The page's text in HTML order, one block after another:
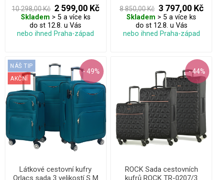
vysoké odolnosti a praktického
uspořádání. Díky kvalitním
otočným kolečkům s rotací 360°,
výsuvné teleskopické rukojeti a
možnosti rozšíření objemu až o
20 % bude cestování pohodlnější
10 298,00 Kč 2 599,00 Kč
Skladem > 5 a více ks
do st 12.8. u Vás
nebo ihned Praha-západ
otěruvzdorného materiálu, který
skvěle obstojí i při častém
cestování. Nově vybavena
inovativními extra tichými kolečky
s robustním provedením a
výbornou stabilitou. Díky
pro náročné cestovatele, kterým
záleží na kvalitě, funkčnosti a
moderním designu.
8 850,00 Kč 3 797,00 Kč
Skladem > 5 a více ks
do st 12.8. u Vás
nebo ihned Praha-západ
- 49%
NÁŠ TIP
AKČNÍ
Látkové cestovní kufry
Orlacs sada 3 velikostí S M
- 44%
ROCK Sada cestovních
kufrů ROCK TR-0207/3